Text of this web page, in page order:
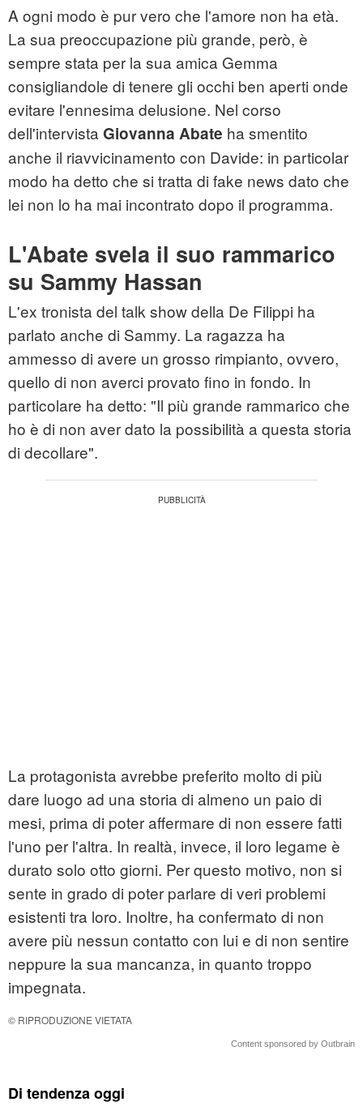
A ogni modo è pur vero che l'amore non ha età.
La sua preoccupazione più grande, però, è
sempre stata per la sua amica Gemma
consigliandole di tenere gli occhi ben aperti onde
evitare l'ennesima delusione. Nel corso
dell'intervista Giovanna Abate ha smentito
anche il riavvicinamento con Davide: in particolar
modo ha detto che si tratta di fake news dato che
lei non lo ha mai incontrato dopo il programma.
L'Abate svela il suo rammarico
su Sammy Hassan
L'ex tronista del talk show della De Filippi ha
parlato anche di Sammy. La ragazza ha
ammesso di avere un grosso rimpianto, ovvero,
quello di non averci provato fino in fondo. In
particolare ha detto: "Il più grande rammarico che
ho è di non aver dato la possibilità a questa storia
di decollare".
La protagonista avrebbe preferito molto di più
dare luogo ad una storia di almeno un paio di
mesi, prima di poter affermare di non essere fatti
l'uno per l'altra. In realtà, invece, il loro legame è
durato solo otto giorni. Per questo motivo, non si
sente in grado di poter parlare di veri problemi
esistenti tra loro. Inoltre, ha confermato di non
avere più nessun contatto con lui e di non sentire
neppure la sua mancanza, in quanto troppo
impegnata.
© RIPRODUZIONE VIETATA
Content sponsored by Outbrain
Di tendenza oggi